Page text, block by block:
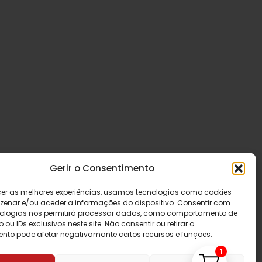
Gerir o Consentimento
as melhores experiências, usamos tecnologias como cookies
e/ou aceder a informações do dispositivo. Consentir com
nos permitirá processar dados, como comportamento de
IDs exclusivos neste site. Não consentir ou retirar o
pode afetar negativamante certos recursos e funções.
1